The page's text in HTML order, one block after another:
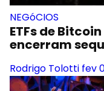
NEGóCIOS
ETFs de
encerram
Rodrigo Tolotti fev